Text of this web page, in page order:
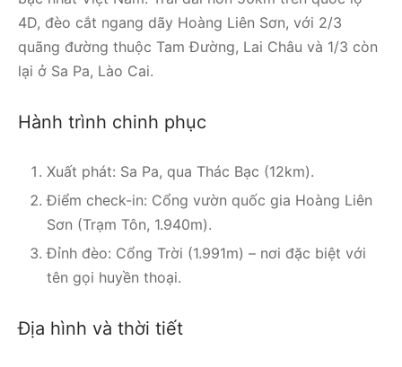
4D, đèo cắt ngang dãy Hoàng Liên Sơn, với 2/3
quãng đường thuộc Tam Đường, Lai Châu và 1/3 còn
lại ở Sa Pa, Lào Cai.
Hành trình chinh phục
Xuất phát: Sa Pa, qua Thác Bạc (12km).
Điểm check-in: Cổng vườn quốc gia Hoàng Liên
Sơn (Trạm Tôn, 1.940m).
Đỉnh đèo: Cổng Trời (1.991m) – nơi đặc biệt với
tên gọi huyền thoại.
Địa hình và thời tiết